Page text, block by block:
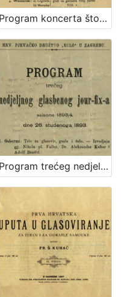
Program koncerta što ga priređuje mladež kr. dolnjogradske gimnazije u Zagrebu dne 24. studenoga 1897.
Program trećeg nedjeljnog glasbenog jour-fix-a : saisone 1893/4 : dne 26. studenoga 1893. / Hrv. pjevačko družtvo "Kolo" u Zagrebu